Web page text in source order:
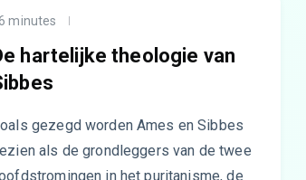
minutes
hartelijke theologie van
gezegd worden Ames en Sibbes
als de grondleggers van de twee
in het puritanisme, de